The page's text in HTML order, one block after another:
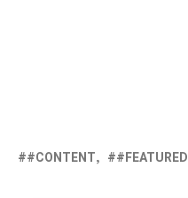
#CONTENT #FEATURED